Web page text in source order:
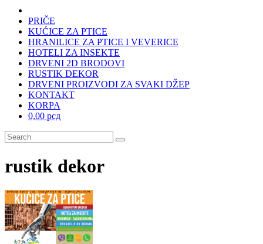
PRIČE
KUĆICE ZA PTICE
HRANILICE ZA PTICE I VEVERICE
HOTELI ZA INSEKTE
DRVENI 2D BRODOVI
RUSTIK DEKOR
DRVENI PROIZVODI ZA SVAKI DŽEP
KONTAKT
KORPA
0,00 рсд
rustik dekor